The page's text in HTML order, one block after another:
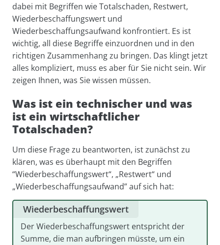
dabei mit Begriffen wie Totalschaden, Restwert,
Wiederbeschaffungswert und
Wiederbeschaffungsaufwand konfrontiert. Es ist
wichtig, all diese Begriffe einzuordnen und in den
richtigen Zusammenhang zu bringen. Das klingt jetzt
alles kompliziert, muss es aber für Sie nicht sein. Wir
zeigen Ihnen, was Sie wissen müssen.
Was ist ein technischer und was
ist ein wirtschaftlicher
Totalschaden?
Um diese Frage zu beantworten, ist zunächst zu
klären, was es überhaupt mit den Begriffen
“Wiederbeschaffungswert“, „Restwert“ und
„Wiederbeschaffungsaufwand” auf sich hat:
Wiederbeschaffungswert
Der Wiederbeschaffungswert entspricht der
Summe, die man aufbringen müsste, um ein